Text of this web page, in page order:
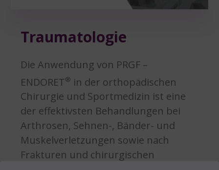
Traumatologie
Die Anwendung von PRGF –
ENDORET® in der orthopädischen
Chirurgie und Sportmedizin ist eine
der effektivsten Behandlungen bei
Arthrosen, Sehnen-, Bänder- und
Muskelverletzungen sowie nach
Frakturen und chirurgischen